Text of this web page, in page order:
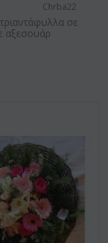
Chrba22
σε
αξεσουάρ